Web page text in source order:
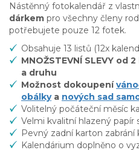
Nástěnný fotokalendář z
dárkem pro všechny členy
potřebujete pouze 12 fotek.
Obsahuje 13 listů (12x
MNOŽSTEVNÍ SLEVY
a druhu
Možnost dokoupení
obálkya nových sad
Volitelný počáteční měsíc
Velmi kvalitní hlazený papír
Pevný zadní karton zabrání
Kalendárium doplněno o